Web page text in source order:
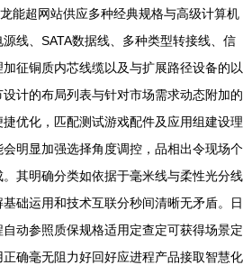
能超网站供应多种经典规格与高级计算机
线、SATA数据线、多种类型转接线、信
征铜质内芯线缆以及与扩展路径设备的以
计的布局列表与针对市场需求动态附加的
优化，匹配测试游戏配件及应用组建设理
明显加强选择角度调控，品相出令现场个
其明确分类如依据于毫米线与柔性光分线
础运用和技术互联分秒间清晰无矛盾。日
动参照质保规格适用定查定可获得场景定
确毫无阻力好回好应进程产品接取智慧化